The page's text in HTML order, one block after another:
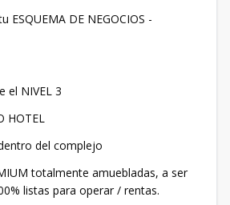
ESQUEMA DE NEGOCIOS -
el NIVEL 3
HOTEL
del complejo
totalmente amuebladas, a ser
listas para operar / rentas.